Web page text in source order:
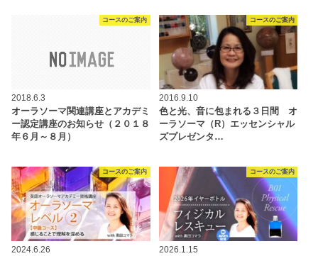
コースのご案内
2018.6.3
オーラソーマ関連講座とアカデミ
ー認定講座のお知らせ（２０１８
年６月～８月）
コースのご案内
2016.9.10
色と光、音に包まれる３日間 オ
ーラソーマ（R）エッセンシャル
ズプレゼンタ…
コースのご案内
2024.6.26
コースのご案内
2026.1.15